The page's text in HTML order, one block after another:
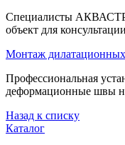
Специалисты
объект для
Монтаж дилатационных
Профессиональная
деформационные швы
Назад к списку
Каталог